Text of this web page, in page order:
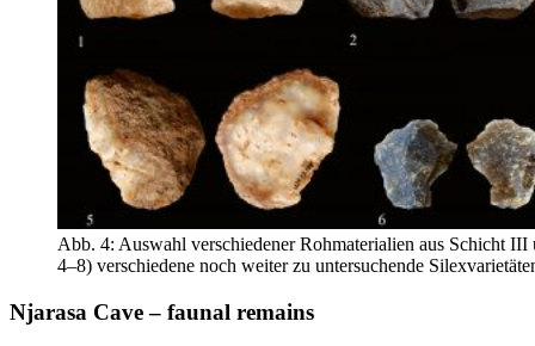
Abb. 4: Auswahl verschiedener Rohmaterialien aus Schicht
4–8) verschiedene noch weiter zu untersuchende
Njarasa Cave – faunal remains